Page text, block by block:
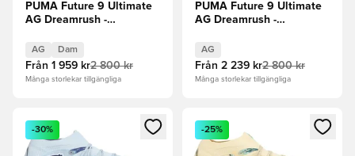
PUMA Future 9 Ultimate
AG Dreamrush -
AG Dam
Från 1 959 kr2 800 kr
Många storlekar tillgängliga
PUMA Future 9 Ultimate
AG Dreamrush -
AG
Från 2 239 kr2 800 kr
Många storlekar tillgängliga
Öppnar en Modal för att logga in eller registrera dig som
-30%
Öppnar en Modal för att
-25%